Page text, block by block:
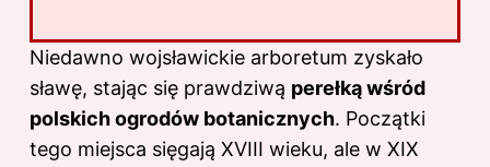
Niedawno wojsławickie arboretum zyskało
sławę, stając się prawdziwą perełką wśród
polskich ogrodów botanicznych. Początki
tego miejsca sięgają XVIII wieku, ale w XIX